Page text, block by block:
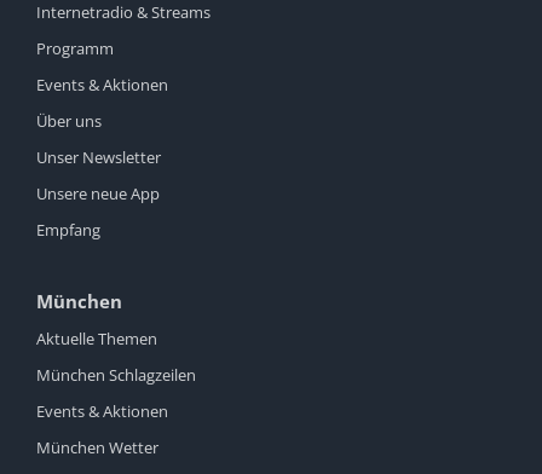
Internetradio & Streams
Programm
Events & Aktionen
Über uns
Unser Newsletter
Unsere neue App
Empfang
München
Aktuelle Themen
München Schlagzeilen
Events & Aktionen
München Wetter